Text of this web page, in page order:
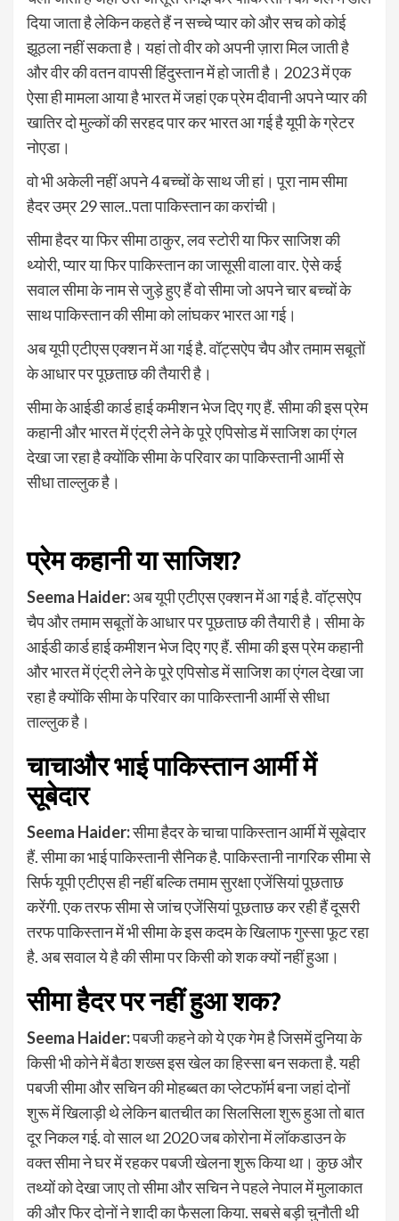
दिया जाता है लेकिन कहते हैं न सच्चे प्यार को और सच को कोई
झूठला नहीं सकता है। यहां तो वीर को अपनी ज़ारा मिल जाती है
और वीर की वतन वापसी हिंदुस्तान में हो जाती है। 2023 में एक
ऐसा ही मामला आया है भारत में जहां एक प्रेम दीवानी अपने प्यार की
खातिर दो मुल्कों की सरहद पार कर भारत आ गई है यूपी के ग्रेटर
नोएडा।
वो भी अकेली नहीं अपने 4 बच्चों के साथ जी हां। पूरा नाम सीमा
हैदर उम्र 29 साल..पता पाकिस्तान का करांची।
सीमा हैदर या फिर सीमा ठाकुर, लव स्टोरी या फिर साजिश की
थ्योरी, प्यार या फिर पाकिस्तान का जासूसी वाला वार. ऐसे कई
सवाल सीमा के नाम से जुड़े हुए हैं वो सीमा जो अपने चार बच्चों के
साथ पाकिस्तान की सीमा को लांघकर भारत आ गई।
अब यूपी एटीएस एक्शन में आ गई है. वॉट्सऐप चैप और तमाम सबूतों
के आधार पर पूछताछ की तैयारी है।
सीमा के आईडी कार्ड हाई कमीशन भेज दिए गए हैं. सीमा की इस प्रेम
कहानी और भारत में एंट्री लेने के पूरे एपिसोड में साजिश का एंगल
देखा जा रहा है क्योंकि सीमा के परिवार का पाकिस्तानी आर्मी से
सीधा ताल्लुक है।
प्रेम कहानी या साजिश?
Seema Haider:अब यूपी एटीएस एक्शन में आ गई है. वॉट्सऐप
चैप और तमाम सबूतों के आधार पर पूछताछ की तैयारी है। सीमा के
आईडी कार्ड हाई कमीशन भेज दिए गए हैं. सीमा की इस प्रेम कहानी
और भारत में एंट्री लेने के पूरे एपिसोड में साजिश का एंगल देखा जा
रहा है क्योंकि सीमा के परिवार का पाकिस्तानी आर्मी से सीधा
ताल्लुक है।
चाचाऔर भाई पाकिस्तान आर्मी में
सूबेदार
Seema Haider:सीमा हैदर के चाचा पाकिस्तान आर्मी में सूबेदार
हैं. सीमा का भाई पाकिस्तानी सैनिक है. पाकिस्तानी नागरिक सीमा से
सिर्फ यूपी एटीएस ही नहीं बल्कि तमाम सुरक्षा एजेंसियां पूछताछ
करेंगी. एक तरफ सीमा से जांच एजेंसियां पूछताछ कर रही हैं दूसरी
तरफ पाकिस्तान में भी सीमा के इस कदम के खिलाफ गुस्सा फूट रहा
है. अब सवाल ये है की सीमा पर किसी को शक क्यों नहीं हुआ।
सीमा हैदर पर नहीं हुआ शक?
Seema Haider:पबजी कहने को ये एक गेम है जिसमें दुनिया के
किसी भी कोने में बैठा शख्स इस खेल का हिस्सा बन सकता है. यही
पबजी सीमा और सचिन की मोहब्बत का प्लेटफॉर्म बना जहां दोनों
शुरू में खिलाड़ी थे लेकिन बातचीत का सिलसिला शुरू हुआ तो बात
दूर निकल गई. वो साल था 2020 जब कोरोना में लॉकडाउन के
वक्त सीमा ने घर में रहकर पबजी खेलना शुरू किया था। कुछ और
तथ्यों को देखा जाए तो सीमा और सचिन ने पहले नेपाल में मुलाकात
की और फिर दोनों ने शादी का फैसला किया. सबसे बड़ी चुनौती थी